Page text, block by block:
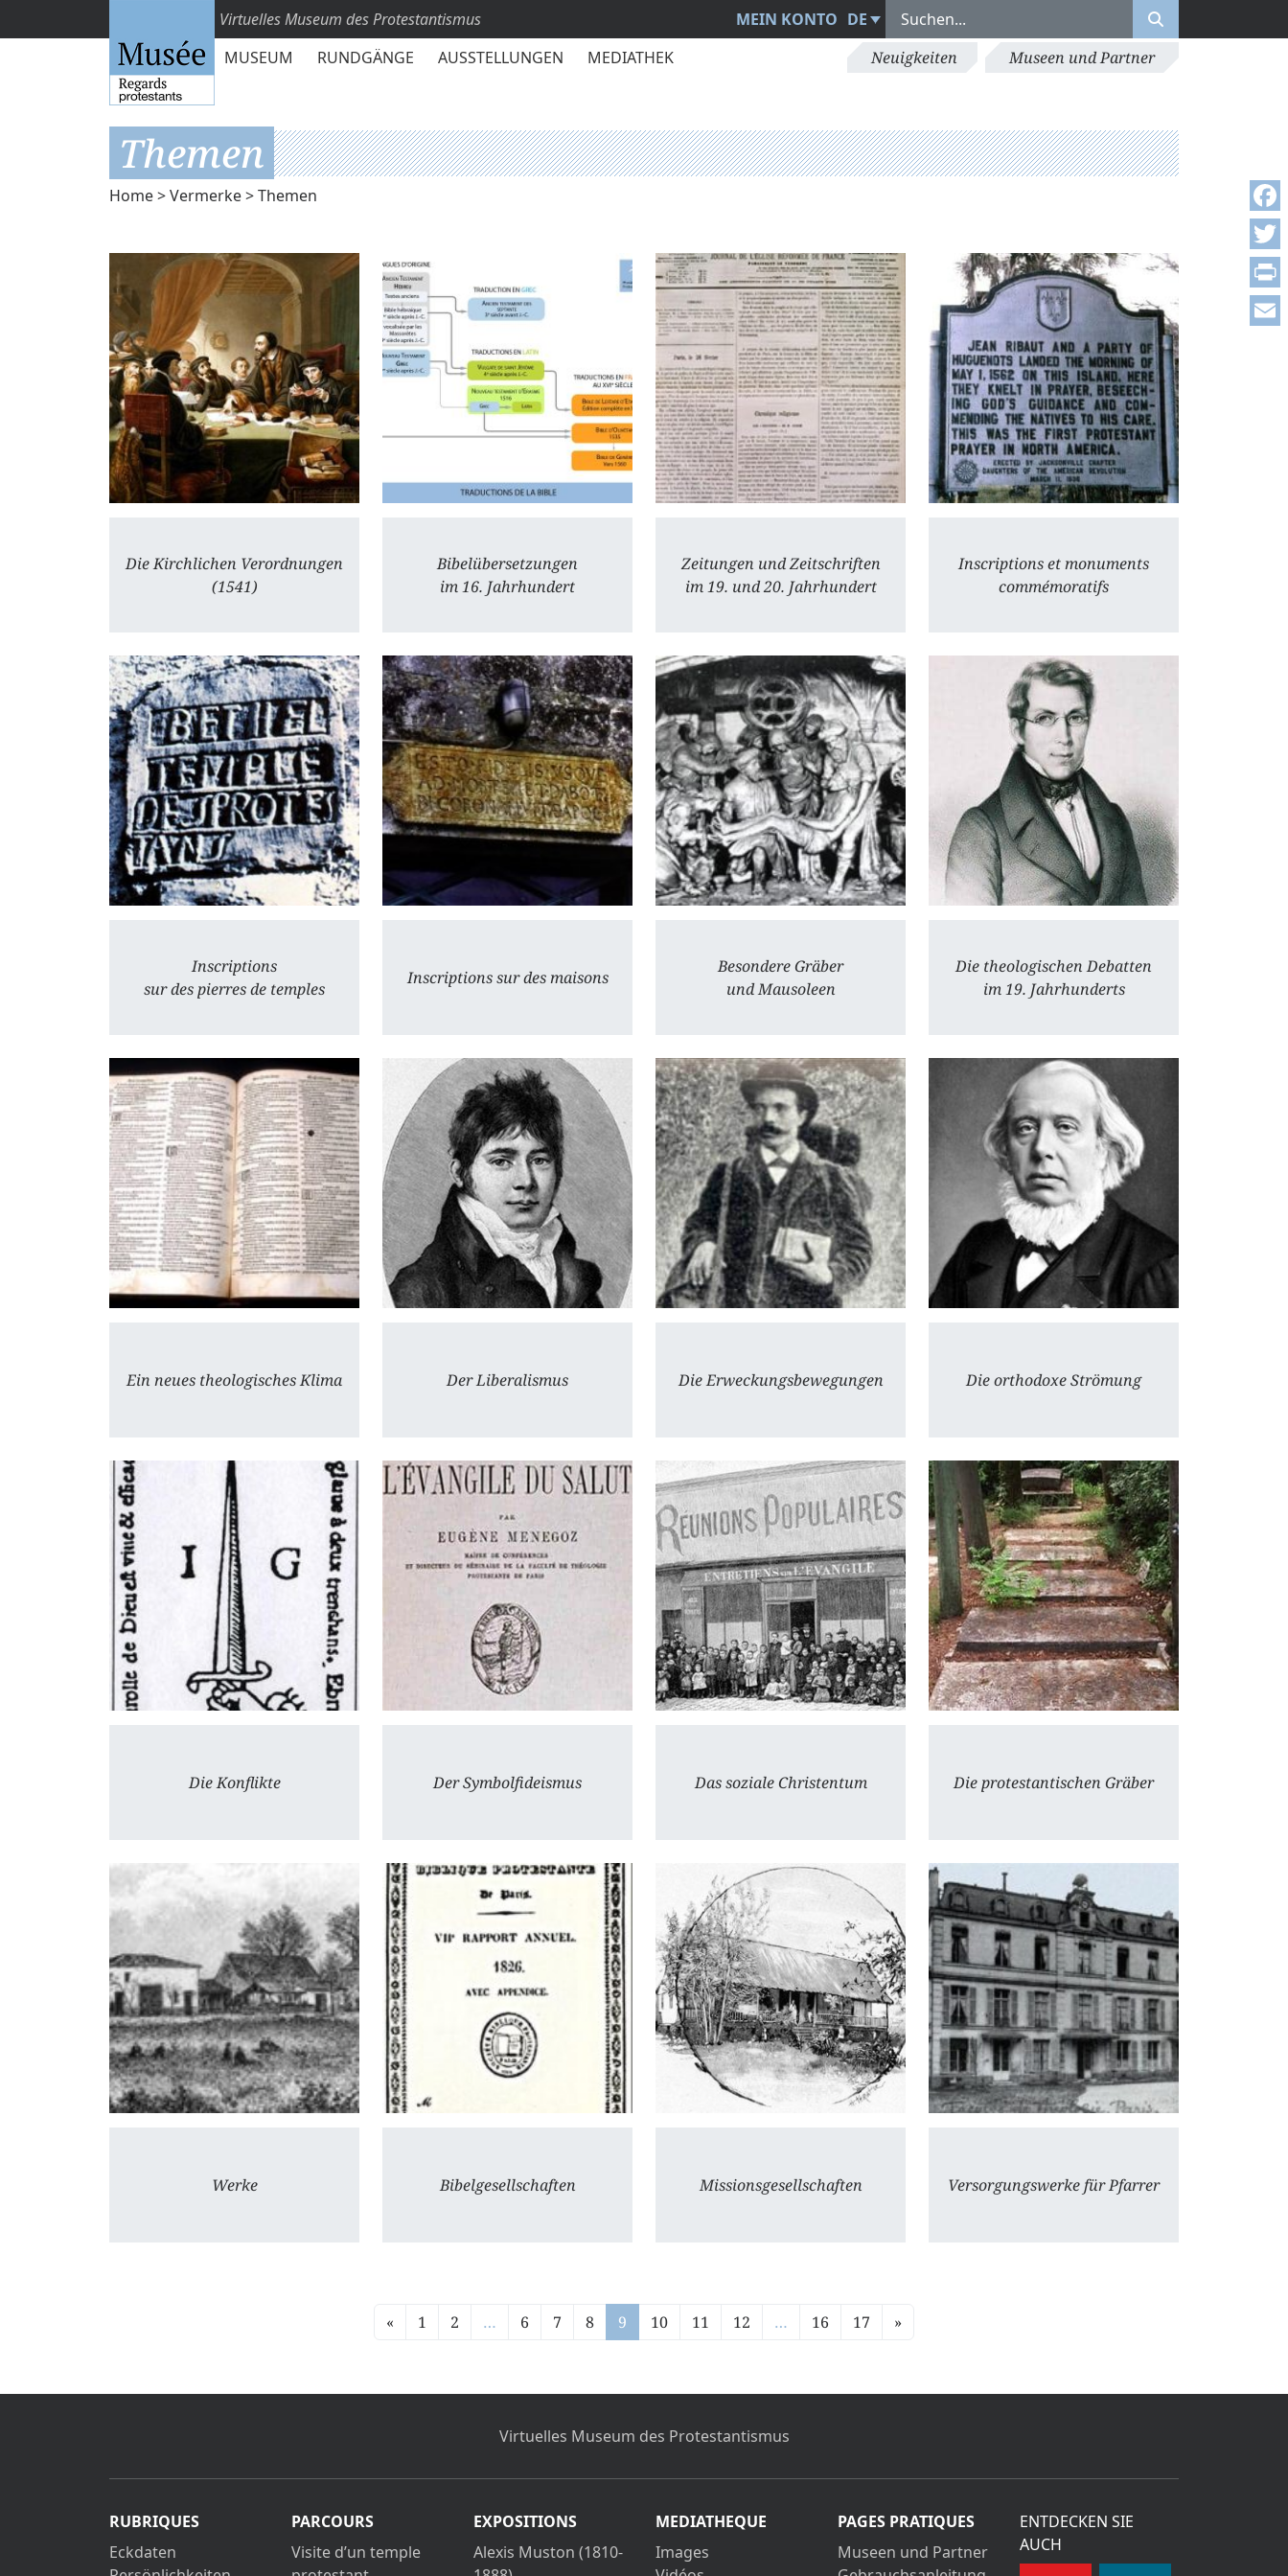
Virtuelles Museum des Protestantismus MEIN KONTO DE
MUSEUM
RUNDGÄNGE AUSSTELLUNGEN MEDIATHEK Neuigkeiten Museen und Partner
Themen
Home>Vermerke> Themen
Die Kirchlichen Verordnungen
(1541)
Bibelübersetzungen
im 16. Jahrhundert
Zeitungen und Zeitschriften
im 19. und 20. Jahrhundert
Inscriptions et monuments
commémoratifs
Inscriptions
sur des pierres de temples
Inscriptions sur des maisons
Besondere Gräber
und Mausoleen
Die theologischen Debatten
im 19. Jahrhunderts
Ein neues theologisches Klima Der Liberalismus Die Erweckungsbewegungen Die orthodoxe Strömung
Die Konflikte Der Symbolfideismus Das soziale Christentum Die protestantischen Gräber
Werke Bibelgesellschaften Missionsgesellschaften Versorgungswerke für Pfarrer
« 1 2 … 6 7 8 9 10 11 12 … 16 17 »
Virtuelles Museum des Protestantismus
RUBRIQUES
Eckdaten
PARCOURS
Visite d’un temple
EXPOSITIONS
Alexis Muston (1810-
MEDIATHEQUE
Images
PAGES PRATIQUES
Museen und Partner
ENTDECKEN SIE
AUCH
Print